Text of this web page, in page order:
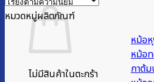
ไม่มีสินค้าในตะกร้า
popularity
หมวดหมู่ผลิตภัณฑ์
หม้อหุ
หม้อ
กาต้